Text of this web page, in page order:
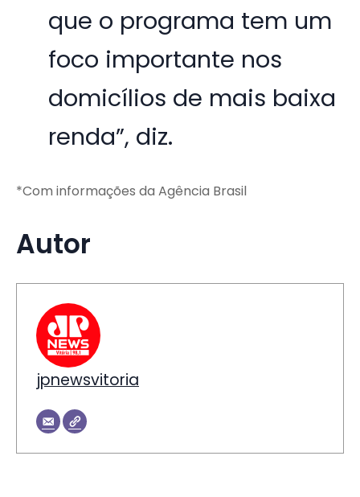
que o programa tem um
foco importante nos
domicílios de mais baixa
renda”, diz.
*Com informações da Agência Brasil
Autor
jpnewsvitoria